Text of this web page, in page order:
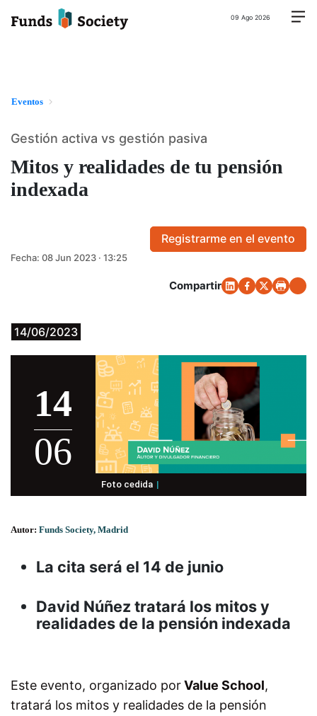
09 Ago 2026
Eventos
Mitos y realidades de tu pensión
indexada​
Gestión activa vs gestión pasiva
Registrarme en el evento
Fecha: 08 Jun 2023 · 13:25
Compartir
14/06/2023
14
06
Foto cedida
Autor: Funds Society, Madrid
La cita será el 14 de junio
David Núñez tratará los mitos y
realidades de la pensión indexada
Este evento, organizado porValue School,
tratará los mitos y realidades de la pensión